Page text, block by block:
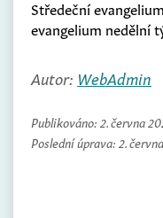
Středeční
evangelium nedělní
Autor: WebAdmin
Publikováno: 2. června
Poslední úprava: 2.